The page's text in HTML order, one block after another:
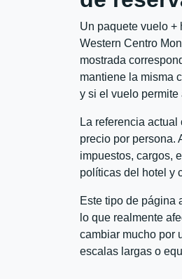
Un paquete vuelo +
Western Centro
mostrada
mantiene la misma
y si el vuelo
La referencia
precio por persona.
impuestos, cargos,
políticas del hotel y
Este tipo de página
lo que realmente
cambiar mucho por
escalas largas o